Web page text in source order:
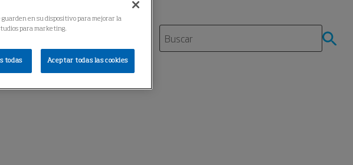
guarden en su dispositivo para mejorar la
para marketing.
todas Aceptar todas las cookies